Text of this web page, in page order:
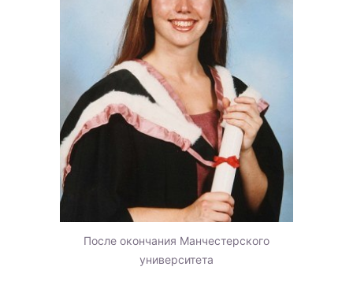
После окончания Манчестерского
университета